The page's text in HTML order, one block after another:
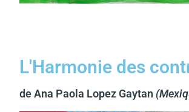
L'Harmonie des
de Ana Paola Lopez Gaytan